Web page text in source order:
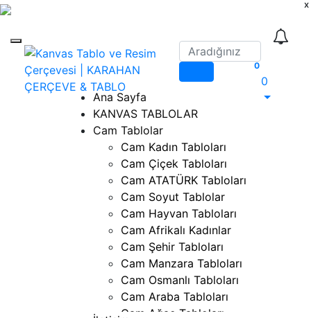
x
Mobil Menü Ara
0
0
Ana Sayfa
KANVAS TABLOLAR
Cam Tablolar
Cam Kadın Tabloları
Cam Çiçek Tabloları
Cam ATATÜRK Tabloları
Cam Soyut Tablolar
Cam Hayvan Tabloları
Cam Afrikalı Kadınlar
Cam Şehir Tabloları
Cam Manzara Tabloları
Cam Osmanlı Tabloları
Cam Araba Tabloları
Cam Ağaç Tabloları